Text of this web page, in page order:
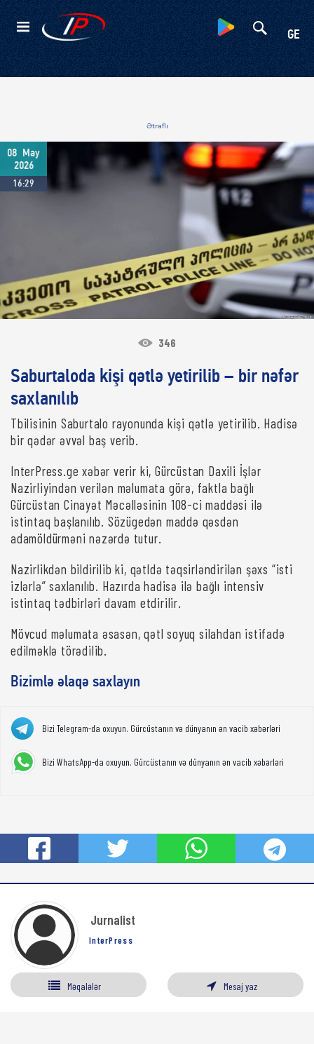
GE
Kateqoriyalar
Ətraflı
08
May
2026
16:29
346
Saburtaloda kişi qətlə yetirilib – bir nəfər
saxlanılıb
Tbilisinin Saburtalo rayonunda kişi qətlə yetirilib. Hadisə
bir qədər əvvəl baş verib.
InterPress.ge xəbər verir ki, Gürcüstan Daxili İşlər
Nazirliyindən verilən məlumata görə, faktla bağlı
Gürcüstan Cinayət Məcəlləsinin 108-ci maddəsi ilə
istintaq başlanılıb. Sözügedən maddə qəsdən
adamöldürməni nəzərdə tutur.
Nazirlikdən bildirilib ki, qətldə təqsirləndirilən şəxs “isti
izlərlə” saxlanılıb. Hazırda hadisə ilə bağlı intensiv
istintaq tədbirləri davam etdirilir.
Mövcud məlumata əsasən, qətl soyuq silahdan istifadə
edilməklə törədilib.
Bizimlə əlaqə saxlayın
Bizi Telegram-da oxuyun. Gürcüstanın və dünyanın ən vacib xəbərləri
Bizi WhatsApp-da oxuyun. Gürcüstanın və dünyanın ən vacib xəbərləri
Jurnalist
InterPress
Məqalələr Mesaj yaz